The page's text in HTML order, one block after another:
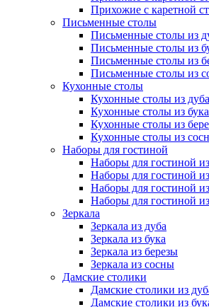
Прихожие с каретной
Письменные столы
Письменные столы из
Письменные столы из
Письменные столы из
Письменные столы из
Кухонные столы
Кухонные столы из дуба
Кухонные столы из бука
Кухонные столы из
Кухонные столы из
Наборы для гостиной
Наборы для гостиной
Наборы для гостиной
Наборы для гостиной
Наборы для гостиной
Зеркала
Зеркала из дуба
Зеркала из бука
Зеркала из березы
Зеркала из сосны
Дамские столики
Дамские столики из
Дамские столики из